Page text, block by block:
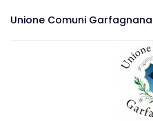
Unione Comuni Garfagnana